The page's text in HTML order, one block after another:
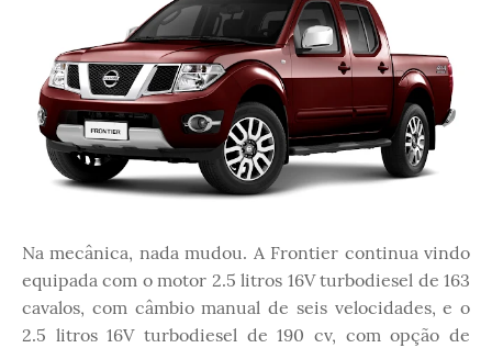
Na mecânica, nada mudou. A Frontier continua vindo
equipada com o motor 2.5 litros 16V turbodiesel de 163
cavalos, com câmbio manual de seis velocidades, e o
2.5 litros 16V turbodiesel de 190 cv, com opção de